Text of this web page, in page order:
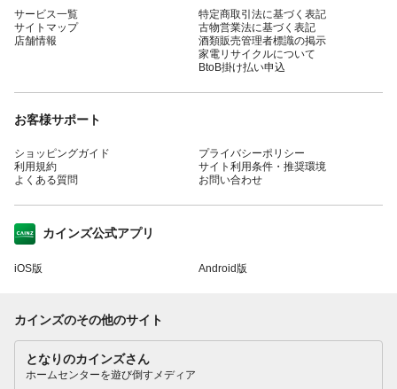
サービス一覧
サイトマップ
店舗情報
特定商取引法に基づく表記
古物営業法に基づく表記
酒類販売管理者標識の掲示
家電リサイクルについて
BtoB掛け払い申込
お客様サポート
ショッピングガイド
利用規約
よくある質問
プライバシーポリシー
サイト利用条件・推奨環境
お問い合わせ
カインズ公式アプリ
iOS版 Android版
カインズのその他のサイト
となりのカインズさん
ホームセンターを遊び倒すメディア